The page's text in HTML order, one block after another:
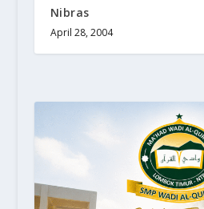
Nibras
April 28, 2004